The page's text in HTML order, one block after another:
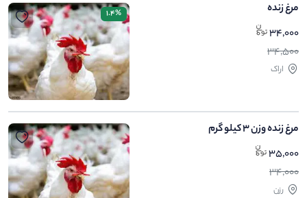
مرغ زنده
34,000
34,500
اراک
1.4%
مرغ زنده وزن ۳ کیلو گرم
35,000
34,000
رزن